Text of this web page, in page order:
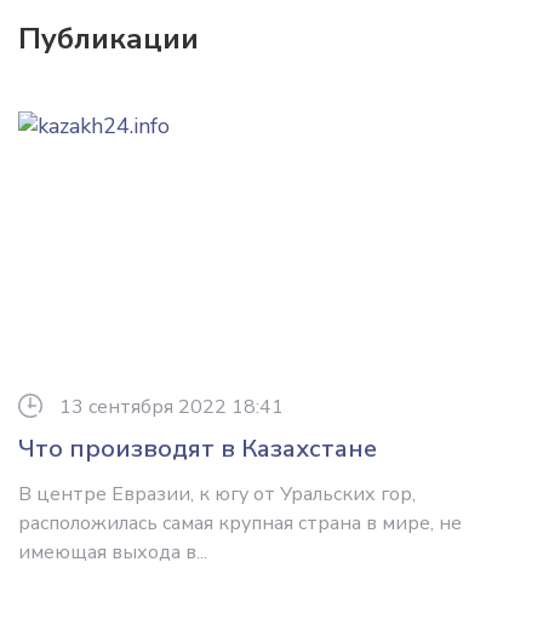
Публикации
13 сентября 2022 18:41
Что производят в Казахстане
В центре Евразии, к югу от Уральских гор,
расположилась самая крупная страна в мире, не
имеющая выхода в...